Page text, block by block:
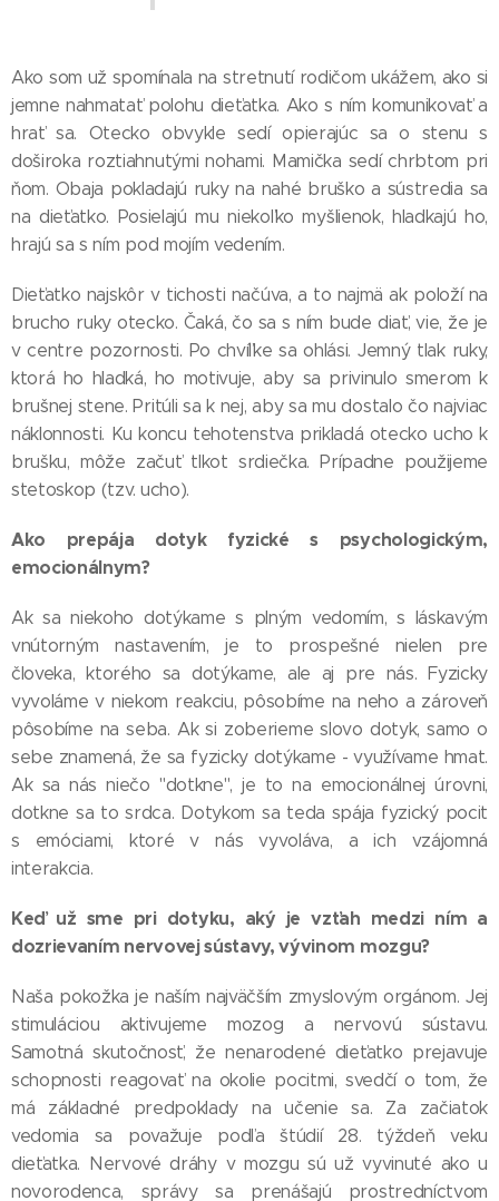
Ako som už spomínala na stretnutí rodičom ukážem, ako si
jemne nahmatať polohu dieťatka. Ako s ním komunikovať a
hrať sa. Otecko obvykle sedí opierajúc sa o stenu s
doširoka roztiahnutými nohami. Mamička sedí chrbtom pri
ňom. Obaja pokladajú ruky na nahé bruško a sústredia sa
na dieťatko. Posielajú mu niekoľko myšlienok, hladkajú ho,
hrajú sa s ním pod mojím vedením.
Dieťatko najskôr v tichosti načúva, a to najmä ak položí na
brucho ruky otecko. Čaká, čo sa s ním bude diať, vie, že je
v centre pozornosti. Po chvíľke sa ohlási. Jemný tlak ruky,
ktorá ho hladká, ho motivuje, aby sa privinulo smerom k
brušnej stene. Pritúli sa k nej, aby sa mu dostalo čo najviac
náklonnosti. Ku koncu tehotenstva prikladá otecko ucho k
brušku, môže začuť tlkot srdiečka. Prípadne použijeme
stetoskop (tzv. ucho).
Ako prepája dotyk fyzické s psychologickým,
emocionálnym?
Ak sa niekoho dotýkame s plným vedomím, s láskavým
vnútorným nastavením, je to prospešné nielen pre
človeka, ktorého sa dotýkame, ale aj pre nás. Fyzicky
vyvoláme v niekom reakciu, pôsobíme na neho a zároveň
pôsobíme na seba. Ak si zoberieme slovo dotyk, samo o
sebe znamená, že sa fyzicky dotýkame - využívame hmat.
Ak sa nás niečo "dotkne", je to na emocionálnej úrovni,
dotkne sa to srdca. Dotykom sa teda spája fyzický pocit
s emóciami, ktoré v nás vyvoláva, a ich vzájomná
interakcia.
Keď už sme pri dotyku, aký je vzťah medzi ním a
dozrievaním nervovej sústavy, vývinom mozgu?
Naša pokožka je naším najväčším zmyslovým orgánom. Jej
stimuláciou aktivujeme mozog a nervovú sústavu.
Samotná skutočnosť, že nenarodené dieťatko prejavuje
schopnosti reagovať na okolie pocitmi, svedčí o tom, že
má základné predpoklady na učenie sa. Za začiatok
vedomia sa považuje podľa štúdií 28. týždeň veku
dieťatka. Nervové dráhy v mozgu sú už vyvinuté ako u
novorodenca, správy sa prenášajú prostredníctvom